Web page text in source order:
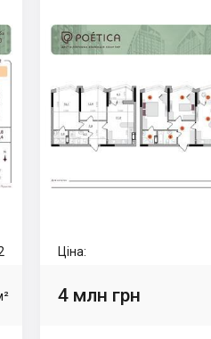
Ціна:
4 млн грн